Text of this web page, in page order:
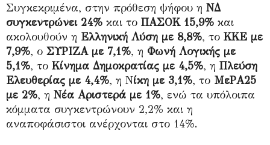
Συγκεκριμένα, στην πρόθεση ψήφου η ΝΔ
συγκεντρώνει 24% και το ΠΑΣΟΚ 15,9% και
ακολουθούν η Ελληνική Λύση με 8,8%, το ΚΚΕ με
7,9%, ο ΣΥΡΙΖΑ με 7,1%, η Φωνή Λογικής με
5,1%, το Κίνημα Δημοκρατίας με 4,5%, η Πλεύση
Ελευθερίας με 4,4%, η Νίκη με 3,1%, το ΜεΡΑ25
με 2%, η Νέα Αριστερά με 1%, ενώ τα υπόλοιπα
κόμματα συγκεντρώνουν 2,2% και η
αναποφάσιστοι ανέρχονται στο 14%.